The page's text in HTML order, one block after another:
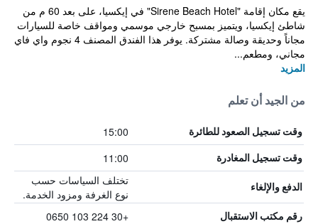
يقع مكان إقامة "Sirene Beach Hotel" في إيكسيا، على بعد 60 م من
شاطئ إيكسيا، ويتميز بمسبح خارجي موسمي ومواقف خاصة للسيارات
مجاناً وحديقة وصالة مشتركة. يوفر هذا الفندق المصنف 4 نجوم واي فاي
مجاني، ومطعم...
المزيد
من الجيد أن تعلم
وقت تسجيل الصعود للطائرة 15:00
وقت تسجيل المغادرة 11:00
الدفع والإلغاء
تختلف السياسات حسب
نوع الغرفة ومزود الخدمة.
رقم مكتب الاستقبال +30 224 103 0650